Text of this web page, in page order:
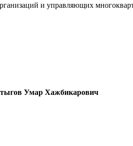
и управляющих
Умар Хажбикарович